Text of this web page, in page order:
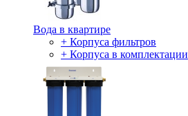
Вода в квартире
+ Корпуса фильтров
+ Корпуса в комплектации